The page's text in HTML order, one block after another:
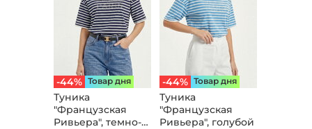
-44% Товар дня
Туника
"Французская
Ривьера", темно-
-44% Товар дня
Туника
"Французская
Ривьера", голубой